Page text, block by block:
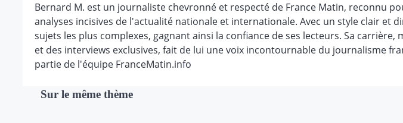
Bernard M. est un journaliste chevronné et respecté de France Matin, reconnu
analyses incisives de l'actualité nationale et internationale. Avec un style clair et
sujets les plus complexes, gagnant ainsi la confiance de ses lecteurs. Sa
et des interviews exclusives, fait de lui une voix incontournable du journalisme
partie de l'équipe FranceMatin.info
Sur le même thème